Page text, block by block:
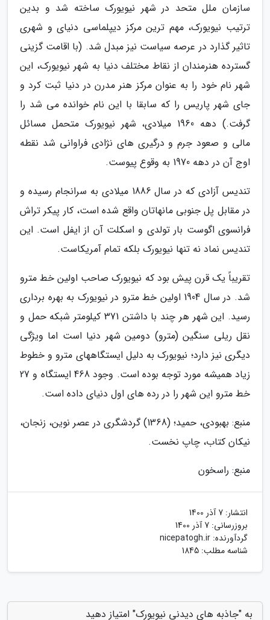
سازمان ملل متحد در شهر نیویورک ساخته شد و بدین
ترتیب نیویورک، مهم ترین مرکز دیپلماسی دنیای و شهری
تاثیر گذارد در عرصه سیاست نیز مبدل شد. (با اقامت گزینی
گسترده هنرمندان از نقاط مختلف دنیا به شهر نیویورک، این
شهر نام خود را به عنوان مرکز هنر مدرن در دنیا ثبت کرد و
جای شهر پاریس را که سابقا با این نام خوانده می شد را
گرفت.) دهه 1960 میلادی، شهر نیویورک متحمل مسائل
مالی و صعود جرم و درگیری های نژادی فراوانی شد نقطه
اوج آن در دهه 1970 به وقوع پیوست.
تندیس آزادی که در سال 1886 میلادی به سرانجام رسیده و
در مقابل پل جنوبی مانهاتان واقع شده است، کار پیکر تراش
فرانسوی اگوست بار تولدی و اسکلت آن از ایفل است. این
تندیس نماد نه تنها نیویورک بلکه تمام آمریکاست.
تقریباً یک قرن پیش بود که نیویورک صاحب اولین خط مترو
شد. در سال 1904 اولین خط مترو در نیویورک به بهره برداری
رسید. این شهر هر چند با داشتن 371 کیلومتر شبکه حمل و
نقل ریلی سنگین (مترو) دومین شهر دنیا است اما ویژگی
دیگری نیز دارد؛ نیویورک به دلیل ایستگاههای مترو و خطوط
زیاد همیشه مورد توجه بوده است. وجود 468 ایستگاه و 27
خط مترو این شهر را در رده های اول دنیای داده است.
منبع: بهبودی، حمید؛ (1368) گردشگری در عصر نوین، زنجان،
نیکان کتاب، چاپ نخست.
منبع: راسخون
انتشار: 7 آذر 1400
بروزرسانی: 7 آذر 1400
گردآورنده: nicepatogh.ir
شناسه مطلب: 1845
به "جاذبه های دیدنی نیویورک" امتیاز دهید